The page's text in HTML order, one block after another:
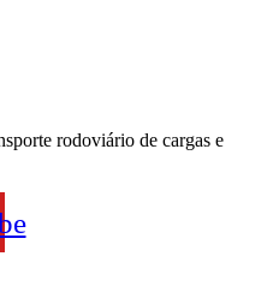
rodoviário de cargas e